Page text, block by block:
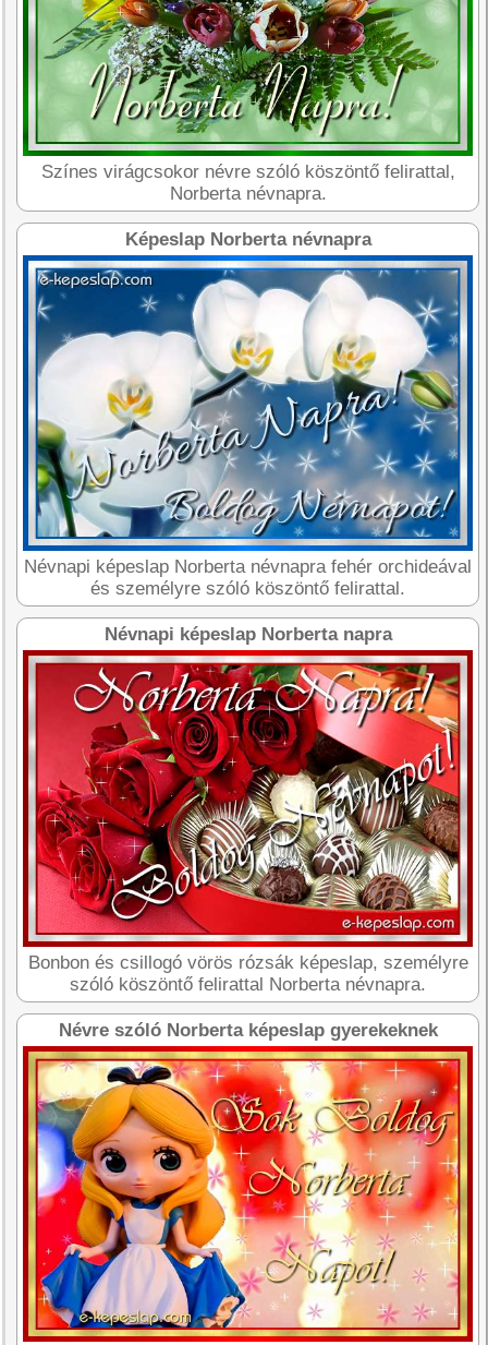
Színes virágcsokor névre szóló köszöntő felirattal,
Norberta névnapra.
Képeslap Norberta névnapra
Névnapi képeslap Norberta névnapra fehér orchideával
és személyre szóló köszöntő felirattal.
Névnapi képeslap Norberta napra
Bonbon és csillogó vörös rózsák képeslap, személyre
szóló köszöntő felirattal Norberta névnapra.
Névre szóló Norberta képeslap gyerekeknek